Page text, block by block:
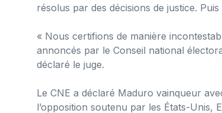
résolus par des décisions de justice.
« Nous certifions de manière
annoncés par le Conseil national
déclaré le juge.
Le CNE a déclaré Maduro vainqueur
l’opposition soutenu par les États-Unis,